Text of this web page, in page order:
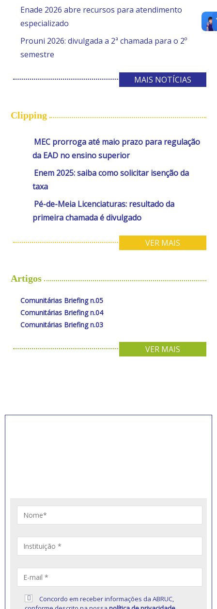
Enade 2026 abre recursos para atendimento
especializado
Prouni 2026: divulgada a 2ª chamada para o 2º
semestre
MAIS NOTÍCIAS
Clipping
MEC prorroga até maio prazo para regulação
da EAD no ensino superior
Enem 2025: saiba como solicitar isenção da
taxa
Pé-de-Meia Licenciaturas: resultado da
primeira chamada é divulgado
VER MAIS
Artigos
Comunitárias Briefing n.05
Comunitárias Briefing n.04
Comunitárias Briefing n.03
VER MAIS
Concordo em receber informações da ABRUC,